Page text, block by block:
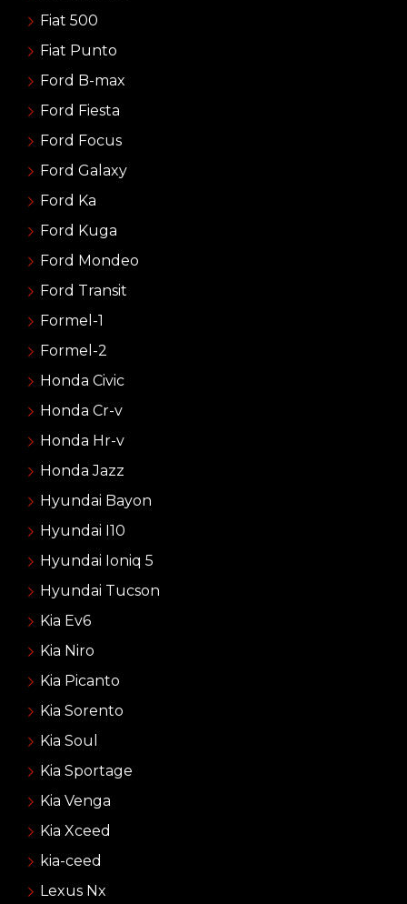
Fiat 500
Fiat Punto
Ford B-max
Ford Fiesta
Ford Focus
Ford Galaxy
Ford Ka
Ford Kuga
Ford Mondeo
Ford Transit
Formel-1
Formel-2
Honda Civic
Honda Cr-v
Honda Hr-v
Honda Jazz
Hyundai Bayon
Hyundai I10
Hyundai Ioniq 5
Hyundai Tucson
Kia Ev6
Kia Niro
Kia Picanto
Kia Sorento
Kia Soul
Kia Sportage
Kia Venga
Kia Xceed
kia-ceed
Lexus Nx